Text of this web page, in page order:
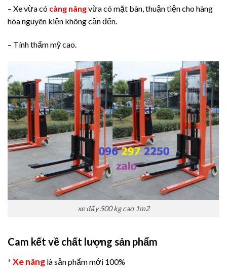
– Xe vừa có càng nângvừa có mặt bàn, thuận tiện cho hàng
hóa nguyên kiện không cần đến.
– Tính thẩm mỹ cao.
xe đẩy 500 kg cao 1m2
Cam kết về chất lượng sản phẩm
* Xe nâng là sản phẩm mới 100%